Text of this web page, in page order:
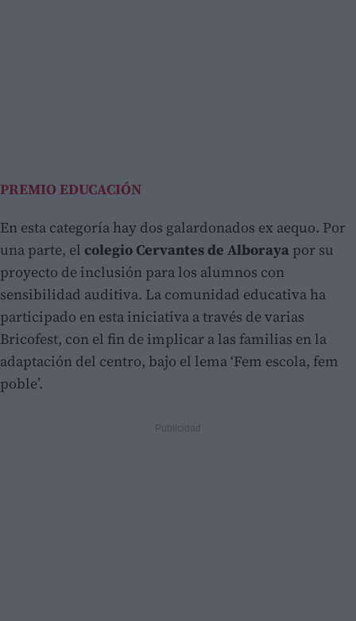
PREMIO EDUCACIÓN
En esta categoría hay dos galardonados ex aequo. Por
una parte, el colegio Cervantes de Alboraya por su
proyecto de inclusión para los alumnos con
sensibilidad auditiva. La comunidad educativa ha
participado en esta iniciativa a través de varias
Bricofest, con el fin de implicar a las familias en la
adaptación del centro, bajo el lema ‘Fem escola, fem
poble’.